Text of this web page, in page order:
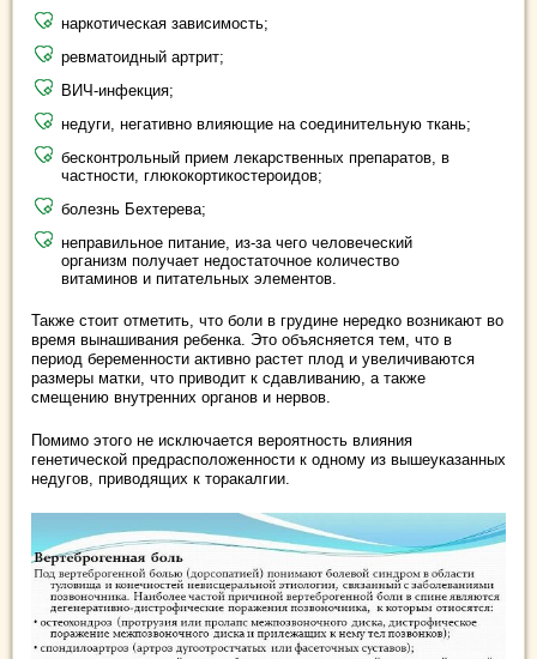
наркотическая зависимость;
ревматоидный артрит;
ВИЧ-инфекция;
недуги, негативно влияющие на соединительную ткань;
бесконтрольный прием лекарственных препаратов, в
частности, глюкокортикостероидов;
болезнь Бехтерева;
неправильное питание, из-за чего человеческий
организм получает недостаточное количество
витаминов и питательных элементов.
Также стоит отметить, что боли в грудине нередко возникают во
время вынашивания ребенка. Это объясняется тем, что в
период беременности активно растет плод и увеличиваются
размеры матки, что приводит к сдавливанию, а также
смещению внутренних органов и нервов.
Помимо этого не исключается вероятность влияния
генетической предрасположенности к одному из вышеуказанных
недугов, приводящих к торакалгии.